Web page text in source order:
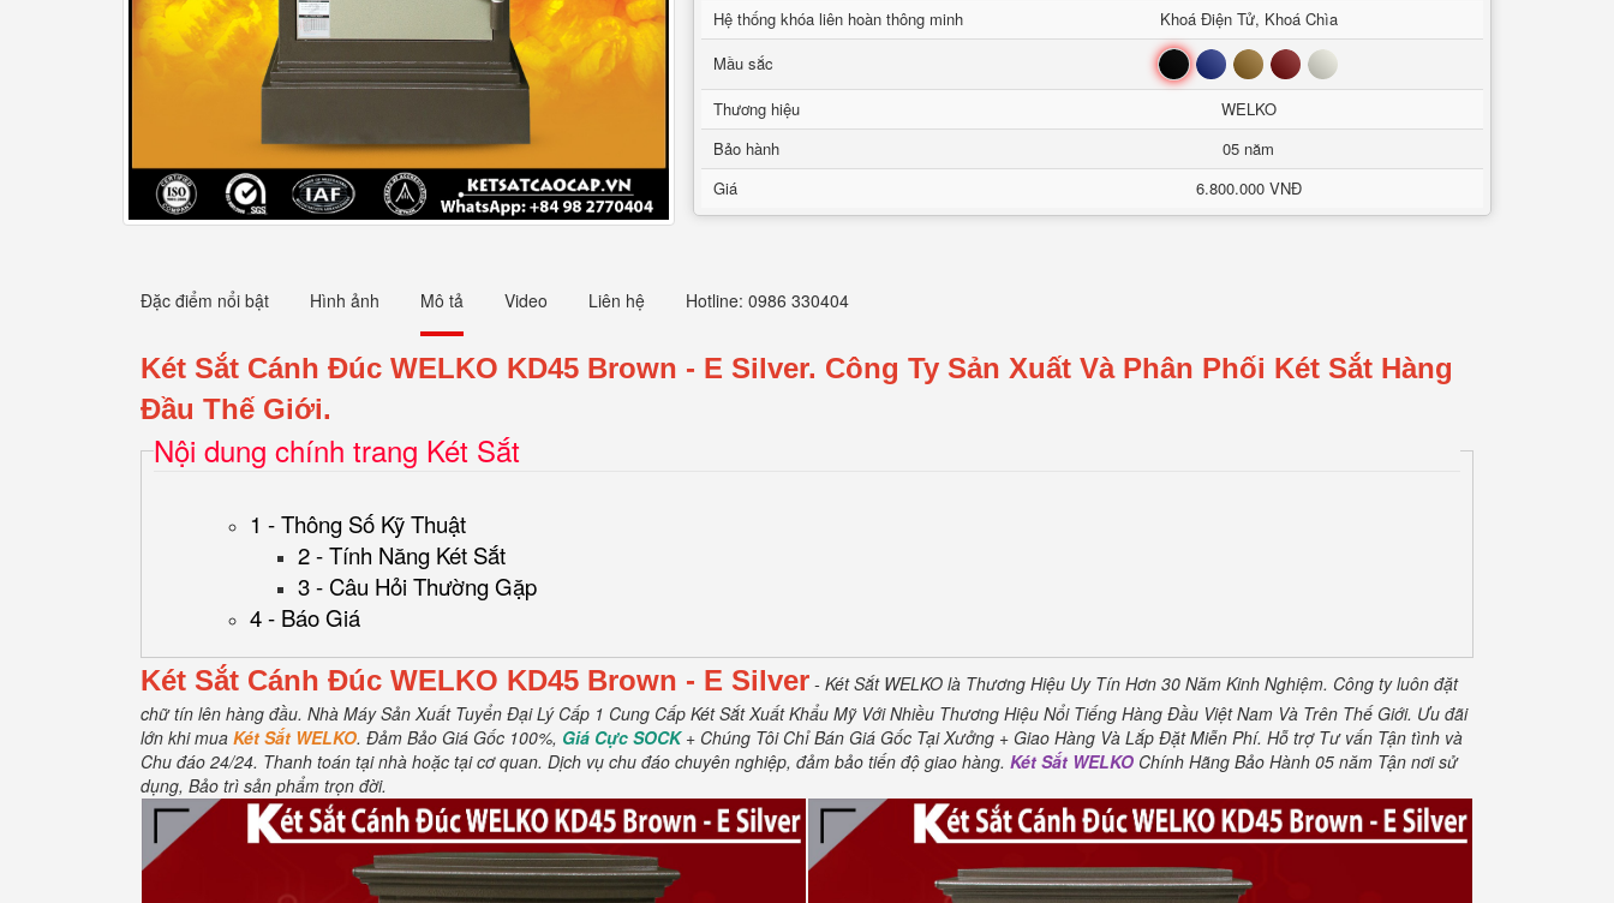
Hệ thống khóa liên hoàn thông minh
Khoá Điện Tử, Khoá Chìa
Mầu sắc
Đen Xanh Nâu Đỏ Trắng
Thương hiệu
WELKO
Bảo hành
05 năm
Giá
6.800.000 VNĐ
Đặc điểm nổi bật Hình ảnh Mô tả Video Liên hệ Hotline: 0986 330404
Két Sắt Cánh Đúc WELKO KD45 Brown - E Silver. Công Ty Sản Xuất Và Phân Phối Két Sắt Hàng
Đầu Thế Giới.
Nội dung chính trang Két Sắt
1 - Thông Số Kỹ Thuật
2 - Tính Năng Két Sắt
3 - Câu Hỏi Thường Gặp
4 - Báo Giá
Két Sắt Cánh Đúc WELKO KD45 Brown - E Silver - Két Sắt WELKO là Thương Hiệu Uy Tín Hơn 30 Năm Kinh Nghiệm. Công ty luôn đặt
chữ tín lên hàng đầu. Nhà Máy Sản Xuất Tuyển Đại Lý Cấp 1 Cung Cấp Két Sắt Xuất Khẩu Mỹ Với Nhiều Thương Hiệu Nổi Tiếng Hàng Đầu Việt Nam Và Trên Thế Giới. Ưu đãi
lớn khi mua Két Sắt WELKO. Đảm Bảo Giá Gốc 100%, Giá Cực SOCK+ Chúng Tôi Chỉ Bán Giá Gốc Tại Xưởng + Giao Hàng Và Lắp Đặt Miễn Phí. Hỗ trợ Tư vấn Tận tình và
Chu đáo 24/24. Thanh toán tại nhà hoặc tại cơ quan. Dịch vụ chu đáo chuyên nghiệp, đảm bảo tiến độ giao hàng. Két Sắt WELKO Chính Hãng Bảo Hành 05 năm Tận nơi sử
dụng, Bảo trì sản phẩm trọn đời.